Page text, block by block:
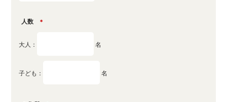
人数 ＊
大人： 名
子ども： 名